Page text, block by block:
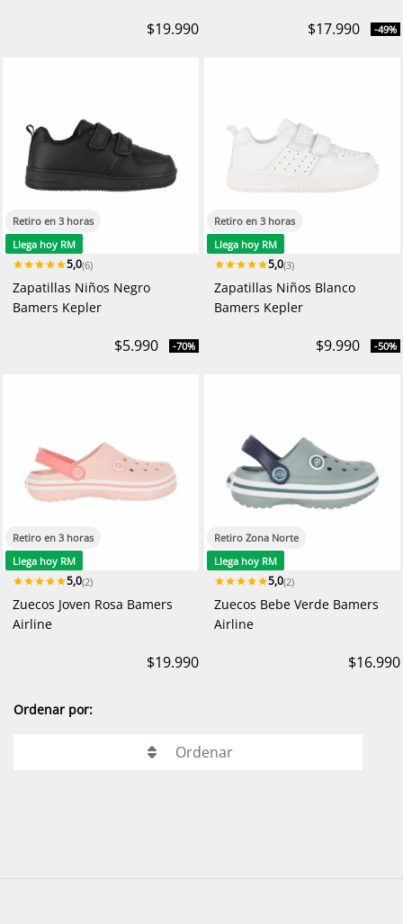
$19.990 $17.990 -49%
Retiro en 3 horas
Llega hoy RM
5,0(6)
Zapatillas Niños Negro
Bamers Kepler
$5.990 -70%
Retiro en 3 horas
Llega hoy RM
5,0(3)
Zapatillas Niños Blanco
Bamers Kepler
$9.990 -50%
Retiro en 3 horas
Llega hoy RM
5,0(2)
Zuecos Joven Rosa Bamers
Airline
$19.990
Retiro Zona Norte
Llega hoy RM
5,0(2)
Zuecos Bebe Verde Bamers
Airline
$16.990
Ordenar por:
Ordenar